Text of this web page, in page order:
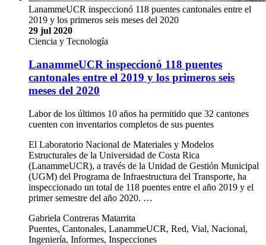
LanammeUCR inspeccionó 118 puentes cantonales entre el
2019 y los primeros seis meses del 2020
29 jul 2020
Ciencia y Tecnología
LanammeUCR inspeccionó 118 puentes
cantonales entre el 2019 y los primeros seis
meses del 2020
Labor de los últimos 10 años ha permitido que 32 cantones
cuenten con inventarios completos de sus puentes
El Laboratorio Nacional de Materiales y Modelos
Estructurales de la Universidad de Costa Rica
(LanammeUCR), a través de la Unidad de Gestión Municipal
(UGM) del Programa de Infraestructura del Transporte, ha
inspeccionado un total de 118 puentes entre el año 2019 y el
primer semestre del año 2020. …
Gabriela Contreras Matarrita
Puentes, Cantonales, LanammeUCR, Red, Vial, Nacional,
Ingeniería, Informes, Inspecciones